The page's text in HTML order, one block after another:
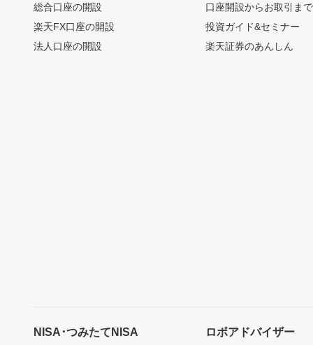
総合口座の開設
楽天FX口座の開設
法人口座の開設
口座開設からお取引ま
投資ガイド&セミナー
楽天証券のあんしん
NISA･つみたてNISA ロボアドバイザー